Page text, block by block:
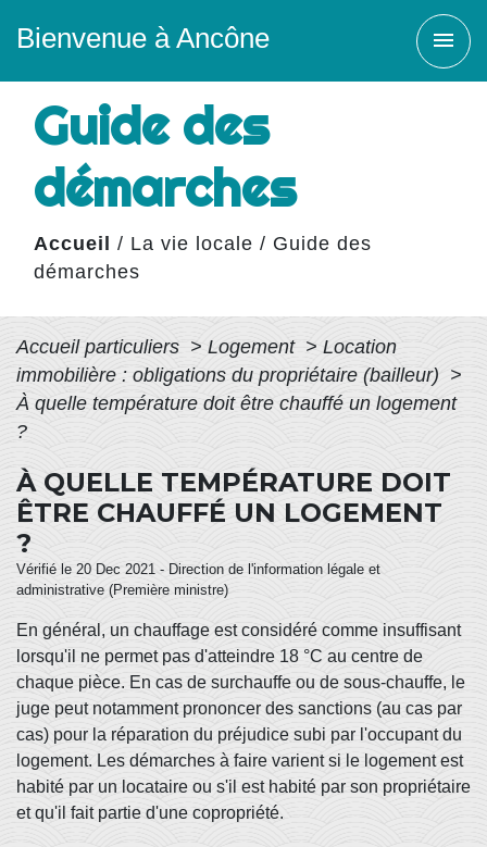
Bienvenue à Ancône menu
Guide des
démarches
Accueil / La vie locale / Guide des
démarches
Accueil particuliers > Logement > Location
immobilière : obligations du propriétaire (bailleur) >
À quelle température doit être chauffé un logement
?
À QUELLE TEMPÉRATURE DOIT
ÊTRE CHAUFFÉ UN LOGEMENT
?
Vérifié le 20 Dec 2021 - Direction de l'information légale et
administrative (Première ministre)
En général, un chauffage est considéré comme insuffisant
lorsqu'il ne permet pas d'atteindre 18 °C au centre de
chaque pièce. En cas de surchauffe ou de sous-chauffe, le
juge peut notamment prononcer des sanctions (au cas par
cas) pour la réparation du préjudice subi par l'occupant du
logement. Les démarches à faire varient si le logement est
habité par un locataire ou s'il est habité par son propriétaire
et qu'il fait partie d'une copropriété.